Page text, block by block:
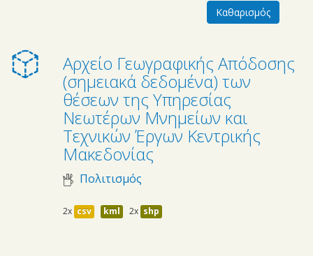
Αρχείο Γεωγραφικής Απόδοσης
(σημειακά δεδομένα) των
θέσεων της Υπηρεσίας
Νεωτέρων Μνημείων και
Τεχνικών Έργων Κεντρικής
Μακεδονίας
Πολιτισμός
2x csv kml 2x shp